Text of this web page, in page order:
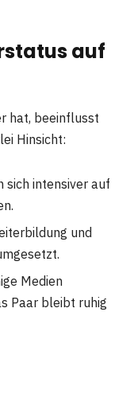
auf
hat, beeinflusst
Hinsicht:
sich intensiver auf
und
Medien
Paar bleibt ruhig